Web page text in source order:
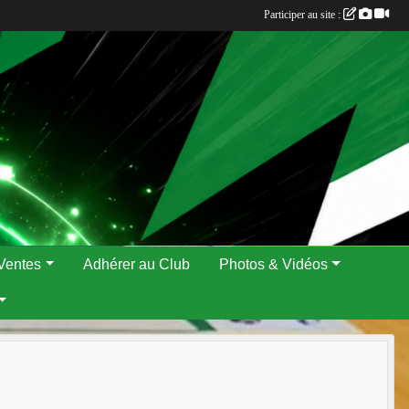
Adhérer au Club Photos & Vidéos
Participer au site :